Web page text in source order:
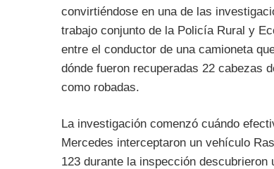
convirtiéndose en una de las
trabajo conjunto de la Policía Rural y
entre el conductor de una camioneta
dónde fueron recuperadas 22 cabezas
como robadas.
La investigación comenzó cuándo
Mercedes interceptaron un vehículo
123 durante la inspección